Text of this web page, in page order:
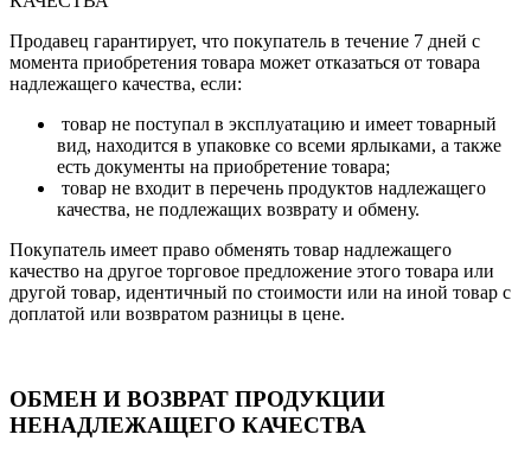
Продавец гарантирует, что покупатель в течение 7 дней с
момента приобретения товара может отказаться от товара
надлежащего качества, если:
товар не поступал в эксплуатацию и имеет товарный
вид, находится в упаковке со всеми ярлыками, а также
есть документы на приобретение товара;
товар не входит в перечень продуктов надлежащего
качества, не подлежащих возврату и обмену.
Покупатель имеет право обменять товар надлежащего
качество на другое торговое предложение этого товара или
другой товар, идентичный по стоимости или на иной товар с
доплатой или возвратом разницы в цене.
ОБМЕН И ВОЗВРАТ ПРОДУКЦИИ
НЕНАДЛЕЖАЩЕГО КАЧЕСТВА